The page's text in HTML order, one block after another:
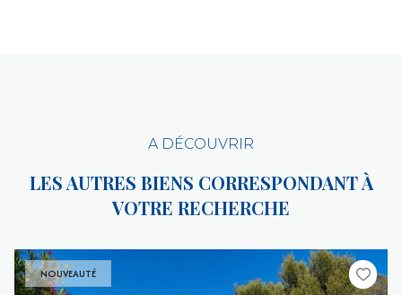
A DÉCOUVRIR
LES AUTRES BIENS CORRESPONDANT À
VOTRE RECHERCHE
NOUVEAUTÉ